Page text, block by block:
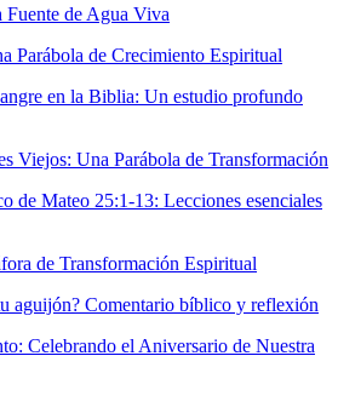
Fuente de Agua Viva
Parábola de Crecimiento Espiritual
en la Biblia: Un estudio profundo
Viejos: Una Parábola de Transformación
de Mateo 25:1-13: Lecciones esenciales
de Transformación Espiritual
aguijón? Comentario bíblico y reflexión
Celebrando el Aniversario de Nuestra